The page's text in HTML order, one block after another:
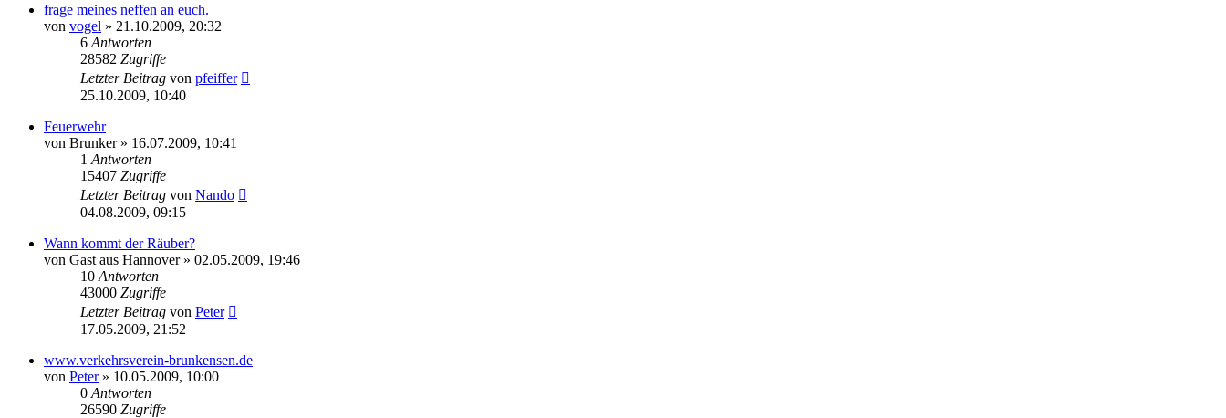
frage meines neffen an euch.
von vogel » 21.10.2009, 20:32
6 Antworten
28582 Zugriffe
Letzter Beitrag von pfeiffer
25.10.2009, 10:40
Feuerwehr
von Brunker» 16.07.2009, 10:41
1 Antworten
15407 Zugriffe
Letzter Beitrag von Nando
04.08.2009, 09:15
Wann kommt der Räuber?
von Gast aus Hannover» 02.05.2009, 19:46
10 Antworten
43000 Zugriffe
Letzter Beitrag von Peter
17.05.2009, 21:52
www.verkehrsverein-brunkensen.de
von Peter» 10.05.2009, 10:00
0 Antworten
26590 Zugriffe